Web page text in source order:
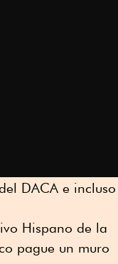
DACA e incluso
Hispano de la
pague un muro